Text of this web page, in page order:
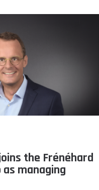
the Frénéhard
as managing